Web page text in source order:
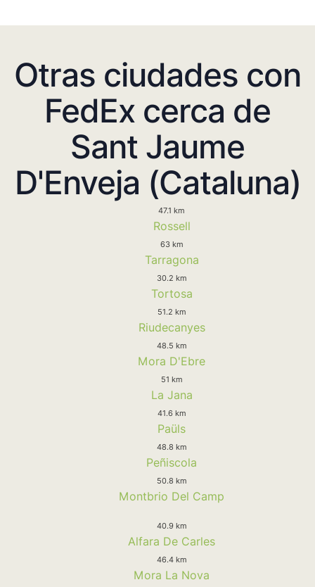
Otras ciudades con
FedEx cerca de
Sant Jaume
D'Enveja (Cataluna)
47.1 km
Rossell
63 km
Tarragona
30.2 km
Tortosa
51.2 km
Riudecanyes
48.5 km
Mora D'Ebre
51 km
La Jana
41.6 km
Paüls
48.8 km
Peñiscola
50.8 km
Montbrio Del Camp
40.9 km
Alfara De Carles
46.4 km
Mora La Nova